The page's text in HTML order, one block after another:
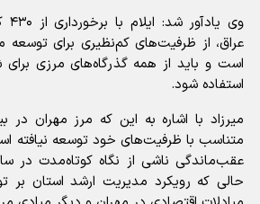
عراق، از ظرفیت‌های کم‌نظیری برای توسعه
است و باید از همه گذرگاه‌های مرزی برای
استفاده شود.
میرزاد با اشاره به این که مرز مهران
متناسب با ظرفیت‌های خود توسعه نیافته
عقب‌ماندگی ناشی از نگاه کوتاه‌مدت در
حالی که رویکرد مدیریت ارشد استان